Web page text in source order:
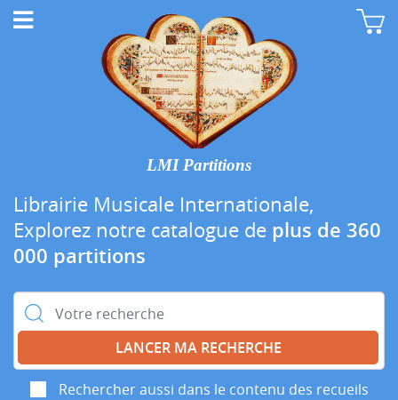
LMI Partitions
Librairie Musicale Internationale,
Explorez notre catalogue de plus de 360
000 partitions
Rechercher :
Rechercher aussi dans le contenu des recueils